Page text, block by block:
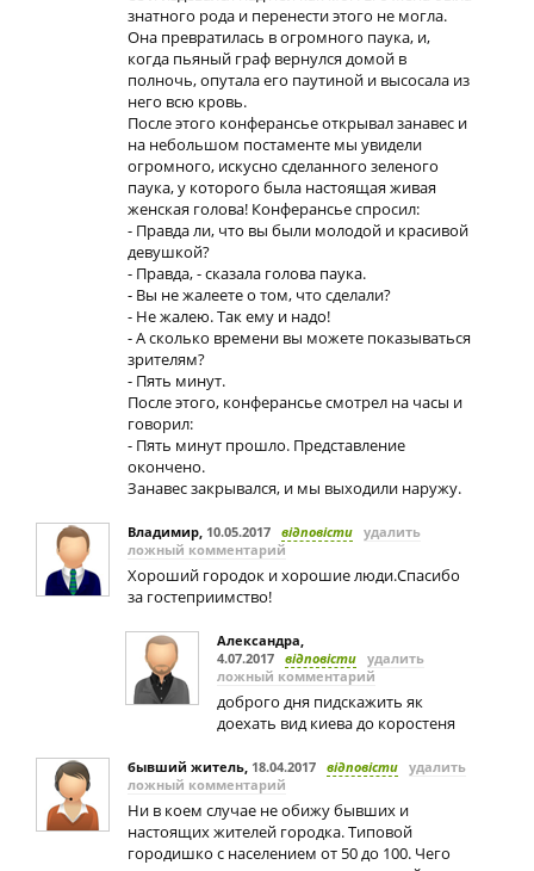
знатного рода и перенести этого не могла.
Она превратилась в огромного паука, и,
когда пьяный граф вернулся домой в
полночь, опутала его паутиной и высосала из
него всю кровь.
После этого конферансье открывал занавес и
на небольшом постаменте мы увидели
огромного, искусно сделанного зеленого
паука, у которого была настоящая живая
женская голова! Конферансье спросил:
- Правда ли, что вы были молодой и красивой
девушкой?
- Правда, - сказала голова паука.
- Вы не жалеете о том, что сделали?
- Не жалею. Так ему и надо!
- А сколько времени вы можете показываться
зрителям?
- Пять минут.
После этого, конферансье смотрел на часы и
говорил:
- Пять минут прошло. Представление
окончено.
Занавес закрывался, и мы выходили наружу.
Владимир, 10.05.2017 відповісти удалить
ложный комментарий
Хороший городок и хорошие люди.Спасибо
за гостеприимство!
Александра,
4.07.2017 відповісти удалить
ложный комментарий
доброго дня пидскажить як
доехать вид киева до коростеня
бывший житель, 18.04.2017 відповісти удалить
ложный комментарий
Ни в коем случае не обижу бывших и
настоящих жителей городка. Типовой
городишко с населением от 50 до 100. Чего